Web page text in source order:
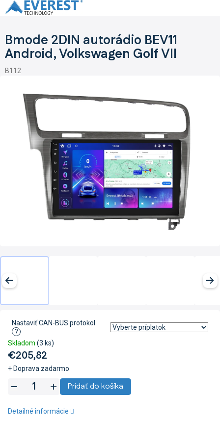
Prejsť
na
Bmode 2DIN autorádio BEV11
Android, Volkswagen Golf VII
B112
€205,82
+ Doprava zadarmo
Jednotková
Skladom (3 ks)
Nastaviť CAN-BUS protokol
?
Pridať do košíka
Detailné informácie